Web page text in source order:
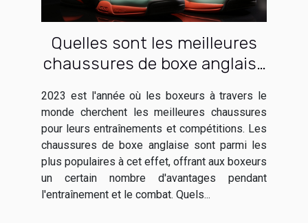
Quelles sont les meilleures
chaussures de boxe anglaise
2023 est l'année où les boxeurs à travers le
monde cherchent les meilleures chaussures
pour leurs entraînements et compétitions. Les
chaussures de boxe anglaise sont parmi les
plus populaires à cet effet, offrant aux boxeurs
un certain nombre d'avantages pendant
l'entraînement et le combat. Quels...